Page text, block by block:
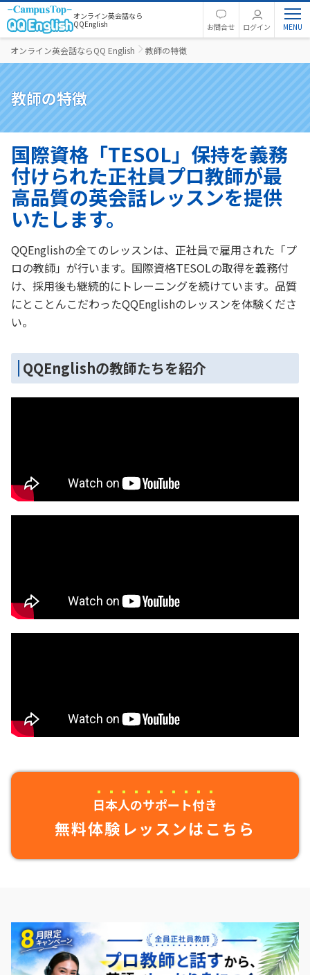
オンライン英会話なら
QQEnglish
お問合せ ログイン
オンライン英会話ならQQ English 教師の特徴
教師の特徴
国際資格「TESOL」保持を義務
付けられた正社員プロ教師が最
高品質の英会話レッスンを提供
いたします。
QQEnglishの全てのレッスンは、正社員で雇用された「プ
ロの教師」が行います。国際資格TESOLの取得を義務付
け、採用後も継続的にトレーニングを続けています。品質
にとことんこだわったQQEnglishのレッスンを体験くださ
い。
QQEnglishの教師たちを紹介
日本人のサポート付き
無料体験レッスンはこちら